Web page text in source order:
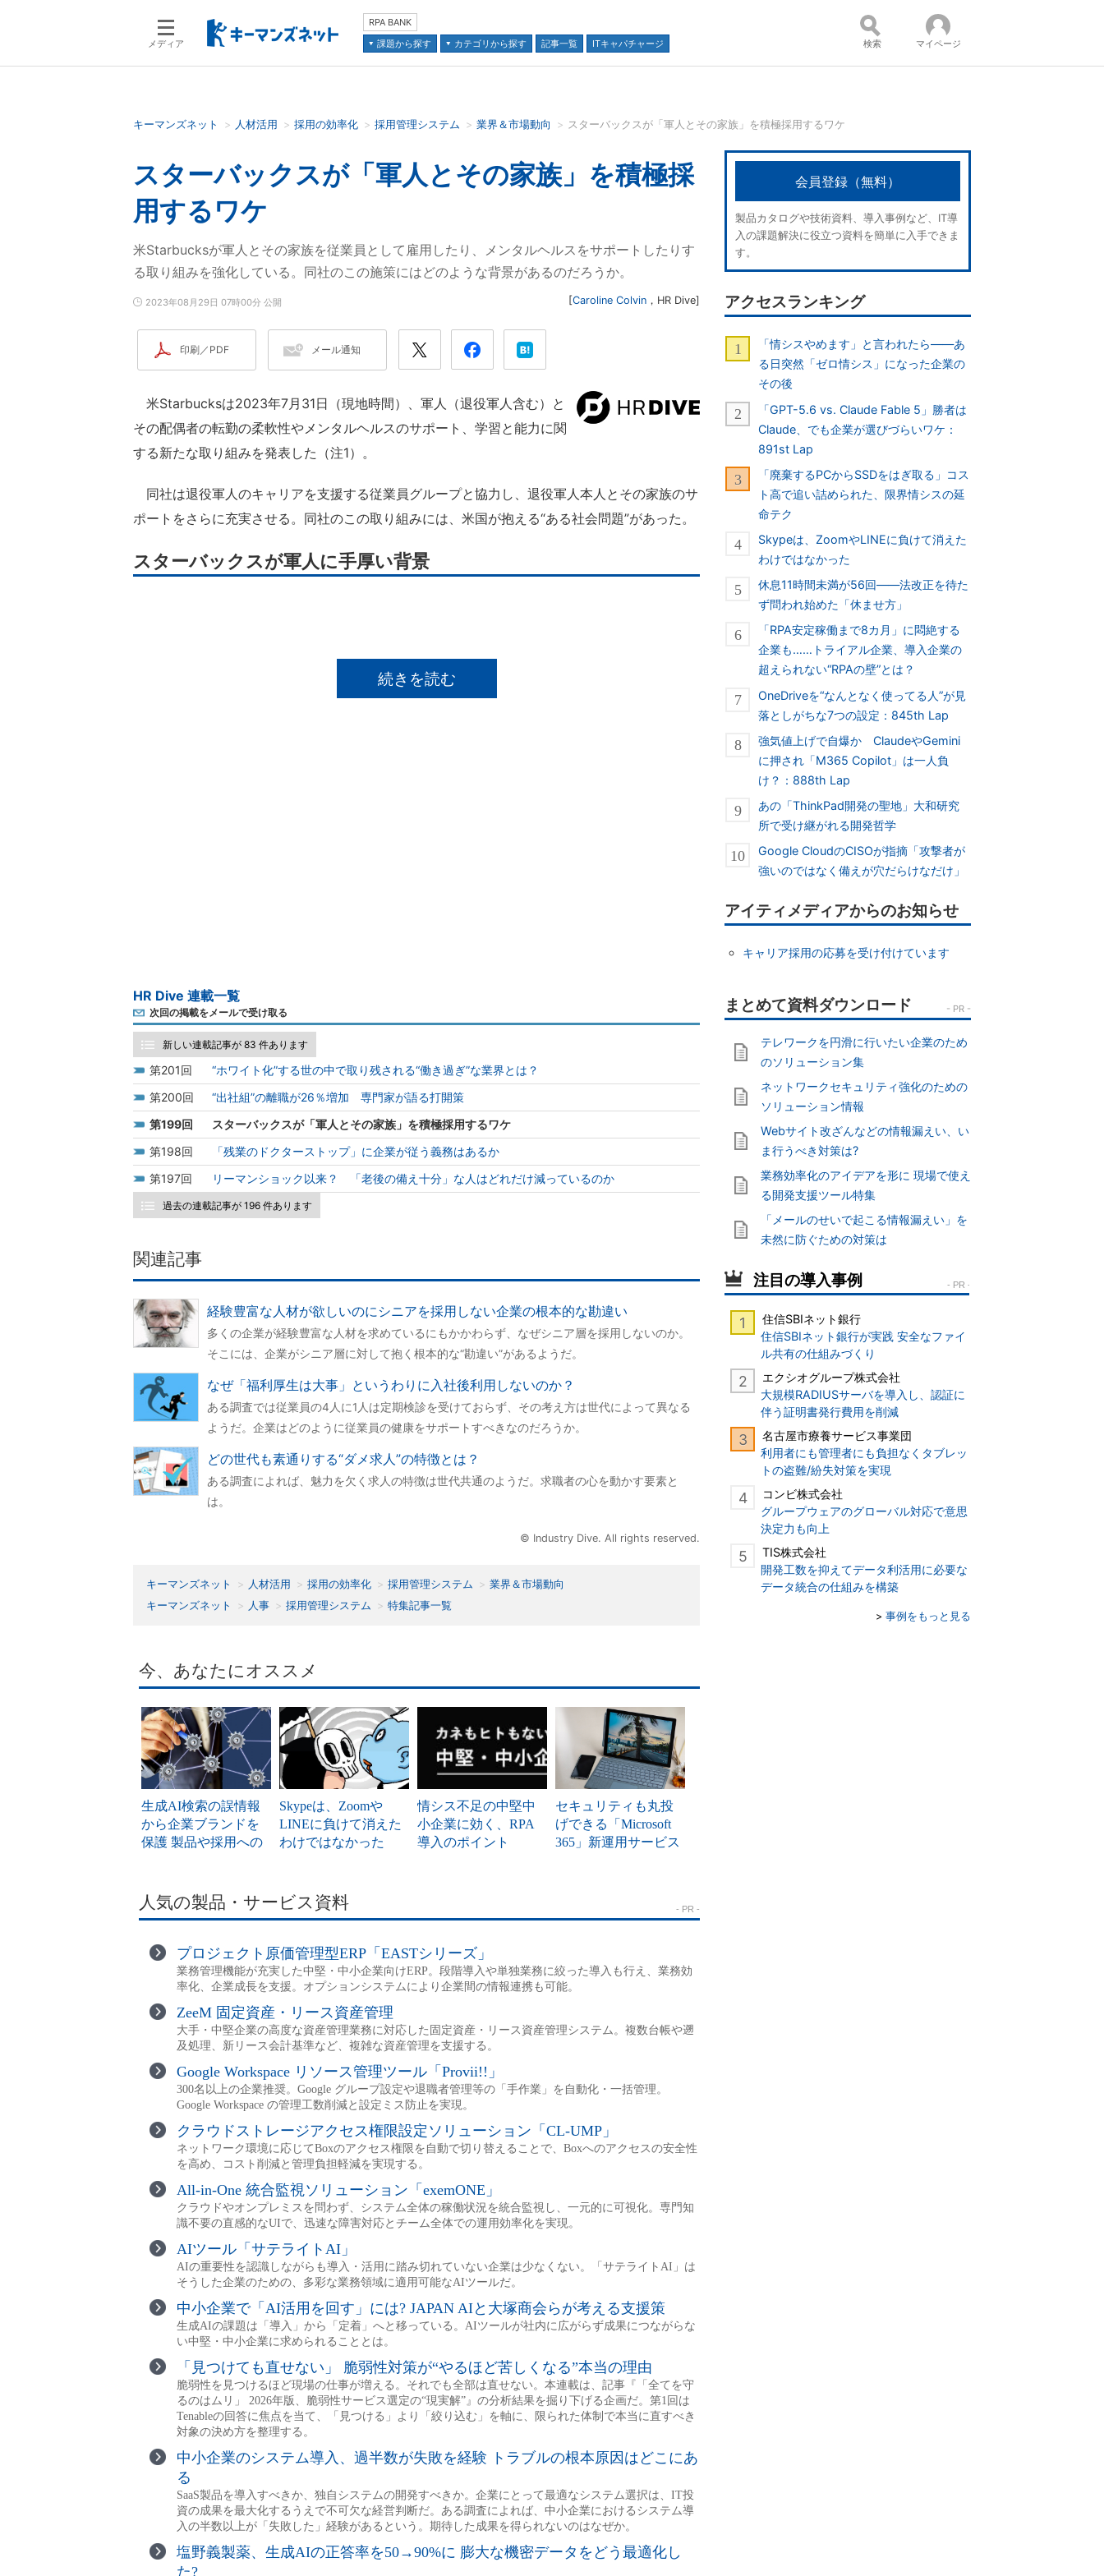
メディア
RPA BANK
課題から探す
カテゴリから探す 記事一覧 ITキャパチャージ
検索語を入力してください コンテンツ：
並び順：
検索 マイページ
キーマンズネット 人材活用 採用の効率化 採用管理システム 業界＆市場動向 スターバックスが「軍人とその家族」を積極採用するワケ
スターバックスが「軍人とその家族」を積極採
用するワケ
米Starbucksが軍人とその家族を従業員として雇用したり、メンタルヘルスをサポートしたりす
る取り組みを強化している。同社のこの施策にはどのような背景があるのだろうか。
2023年08月29日 07時00分 公開 [Caroline Colvin ， HR Dive]
印刷／PDF メール通知
米Starbucksは2023年7月31日（現地時間）、軍人（退役軍人含む）と
その配偶者の転勤の柔軟性やメンタルヘルスのサポート、学習と能力に関
する新たな取り組みを発表した（注1）。
同社は退役軍人のキャリアを支援する従業員グループと協力し、退役軍人本人とその家族のサ
ポートをさらに充実させる。同社のこの取り組みには、米国が抱える“ある社会問題”があった。
スターバックスが軍人に手厚い背景
続きを読む
HR Dive 連載一覧
次回の掲載をメールで受け取る
新しい連載記事が 83 件あります
201
“ホワイト化”する世の中で取り残される“働き過ぎ”な業界とは？
200
“出社組”の離職が26％増加 専門家が語る打開策
199
スターバックスが「軍人とその家族」を積極採用するワケ
198
「残業のドクターストップ」に企業が従う義務はあるか
197
リーマンショック以来？ 「老後の備え十分」な人はどれだけ減っているのか
過去の連載記事が 196 件あります
関連記事
経験豊富な人材が欲しいのにシニアを採用しない企業の根本的な勘違い
多くの企業が経験豊富な人材を求めているにもかかわらず、なぜシニア層を採用しないのか。
そこには、企業がシニア層に対して抱く根本的な“勘違い”があるようだ。
なぜ「福利厚生は大事」というわりに入社後利用しないのか？
ある調査では従業員の4人に1人は定期検診を受けておらず、その考え方は世代によって異なる
ようだ。企業はどのように従業員の健康をサポートすべきなのだろうか。
どの世代も素通りする“ダメ求人”の特徴とは？
ある調査によれば、魅力を欠く求人の特徴は世代共通のようだ。求職者の心を動かす要素と
は。
© Industry Dive. All rights reserved.
キーマンズネット 人材活用 採用の効率化 採用管理システム
業界＆市場動向
キーマンズネット
人事 採用管理システム 特集記事一覧
会員登録（無料）
製品カタログや技術資料、導入事例など、IT導
入の課題解決に役立つ資料を簡単に入手できま
す。
アクセスランキング
「情シスやめます」と言われたら――あ
る日突然「ゼロ情シス」になった企業の
その後
「GPT-5.6 vs. Claude Fable 5」勝者は
Claude、でも企業が選びづらいワケ：
891st Lap
「廃棄するPCからSSDをはぎ取る」コス
ト高で追い詰められた、限界情シスの延
命テク
Skypeは、ZoomやLINEに負けて消えた
わけではなかった
休息11時間未満が56回――法改正を待た
ず問われ始めた「休ませ方」
「RPA安定稼働まで8カ月」に悶絶する
企業も……トライアル企業、導入企業の
超えられない“RPAの壁”とは？
OneDriveを“なんとなく使ってる人”が見
落としがちな7つの設定：845th Lap
強気値上げで自爆か ClaudeやGemini
に押され「M365 Copilot」は一人負
け？：888th Lap
あの「ThinkPad開発の聖地」大和研究
所で受け継がれる開発哲学
Google CloudのCISOが指摘「攻撃者が
強いのではなく備えが穴だらけなだけ」
アイティメディアからのお知らせ
キャリア採用の応募を受け付けています
テレワークを円滑に行いたい企業のため
のソリューション集
ネットワークセキュリティ強化のための
ソリューション情報
Webサイト改ざんなどの情報漏えい、い
ま行うべき対策は?
業務効率化のアイデアを形に 現場で使え
る開発支援ツール特集
「メールのせいで起こる情報漏えい」を
未然に防ぐための対策は